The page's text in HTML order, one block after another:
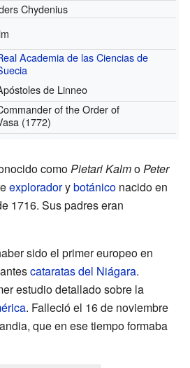
Chydenius
Academia de las Ciencias de
de Linneo
of the Order of
(1772)
comoPietari KalmoPeter
exploradorybotánico nacido en
1716. Sus padres eran
sido el primer europeo en
cataratas del Niágara.
estudio detallado sobre la
. Falleció el 16 de noviembre
que en ese tiempo formaba